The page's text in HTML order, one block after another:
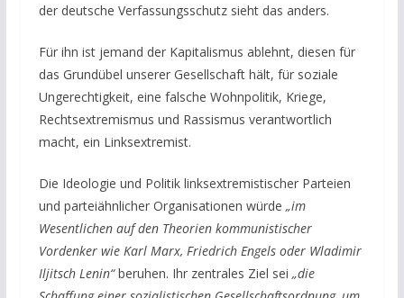
der deutsche Verfassungsschutz sieht das anders.
Für ihn ist jemand der Kapitalismus ablehnt, diesen für
das Grundübel unserer Gesellschaft hält, für soziale
Ungerechtigkeit, eine falsche Wohnpolitik, Kriege,
Rechtsextremismus und Rassismus verantwortlich
macht, ein Linksextremist.
Die Ideologie und Politik linksextremistischer Parteien
und parteiähnlicher Organisationen würde „im
Wesentlichen auf den Theorien kommunistischer
Vordenker wie Karl Marx, Friedrich Engels oder Wladimir
Iljitsch Lenin“beruhen. Ihr zentrales Ziel sei „die